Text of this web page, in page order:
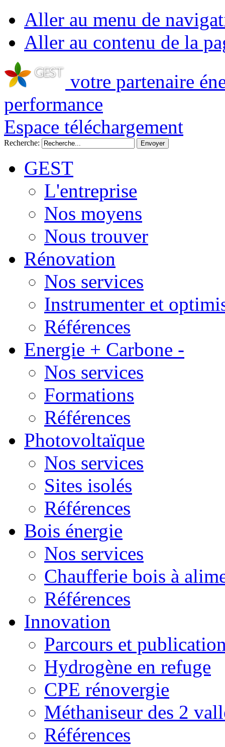
Aller au menu de
Aller au contenu de la
votre partenaire
performance
Espace téléchargement
Recherche:
GEST
L'entreprise
Nos moyens
Nous trouver
Rénovation
Nos services
Instrumenter et
Références
Energie + Carbone -
Nos services
Formations
Références
Photovoltaïque
Nos services
Sites isolés
Références
Bois énergie
Nos services
Chaufferie bois à
Références
Innovation
Parcours et
Hydrogène en refuge
CPE rénovergie
Méthaniseur des 2
Références